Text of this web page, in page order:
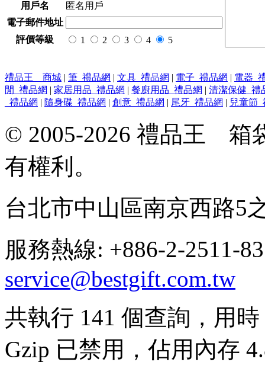
用戶名
匿名用戶
電子郵件地址
評價等級
1 2 3 4 5
禮品王 商城 | 筆_禮品網 | 文具_禮品網 | 電子_禮品網 | 電器_
閒_禮品網 | 家居用品_禮品網 | 餐廚用品_禮品網 | 清潔保健_禮
_禮品網 | 隨身碟_禮品網 | 創意_禮品網 | 尾牙_禮品網 | 兒童節
© 2005-2026 禮品王 箱
有權利。
台北市中山區南京西路5
服務熱線: +886-2-
service@bestgift.com.tw
共執行 141 個查詢，用
Gzip 已禁用，佔用內存